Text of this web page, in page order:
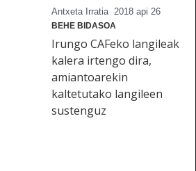
Antxeta Irratia 2018 api 26
BEHE BIDASOA
Irungo CAFeko langileak
kalera irtengo dira,
amiantoarekin
kaltetutako langileen
sustenguz